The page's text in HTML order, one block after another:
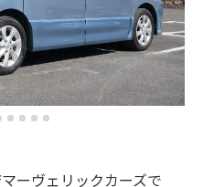
ーヴェリックカーズで